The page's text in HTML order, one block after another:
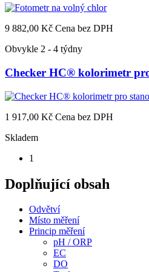
9 882,00 Kč Cena bez DPH
Obvykle 2 - 4 týdny
Checker HC® kolorimetr
1 917,00 Kč Cena bez DPH
Skladem
1
Doplňující obsah
Odvětví
Místo měření
Princip měření
pH / ORP
EC
DO